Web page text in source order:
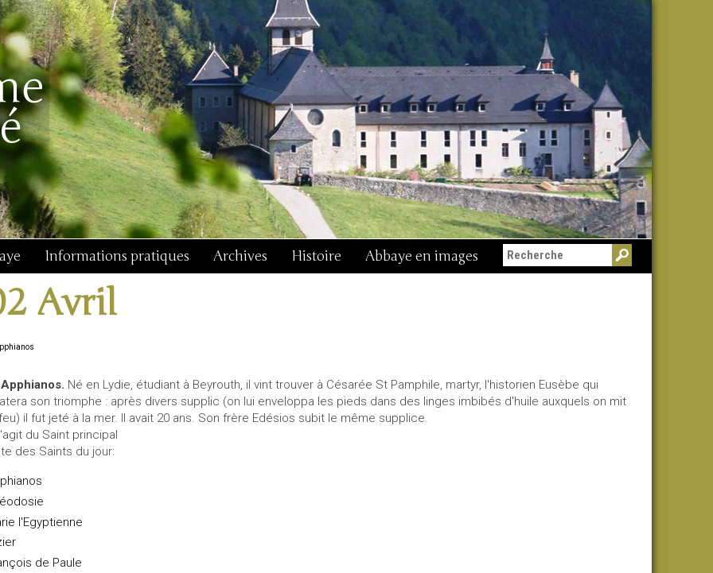
Informations pratiques Archives Histoire Abbaye en images Messe du 15 août
Avril
Né en Lydie, étudiant à Beyrouth, il vint trouver à Césarée St Pamphile, martyr, l'historien Eusèbe qui
son triomphe : après divers supplic (on lui enveloppa les pieds dans des linges imbibés d'huile auxquels on mit
il fut jeté à la mer. Il avait 20 ans. Son frère Edésios subit le même supplice.
du Saint principal
des Saints du jour:
l'Egyptienne
de Paule